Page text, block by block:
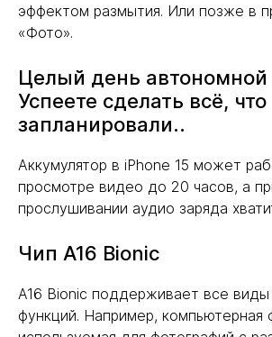
эффектом размытия. Или позже в
«Фото».
Целый день автономной
Успеете сделать всё, что
запланировали..
Аккумулятор в iPhone 15 может
просмотре видео до 20 часов, а
прослушивании аудио заряда
Чип A16 Bionic
A16 Bionic поддерживает все
функций. Например, компьютерная